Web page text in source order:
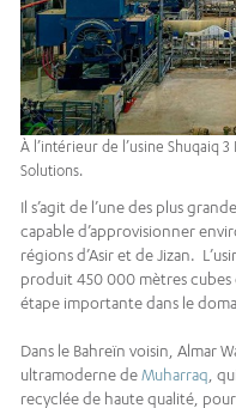
À l’intérieur de l’usine Shuqaiq
Solutions.
Il s’agit de l’une des plus
capable d’approvisionner
régions d’Asir et de Jizan.
produit 450 000 mètres cubes
étape importante dans le
Dans le Bahreïn voisin, Almar
ultramoderne deMuharraq ,
recyclée de haute qualité,